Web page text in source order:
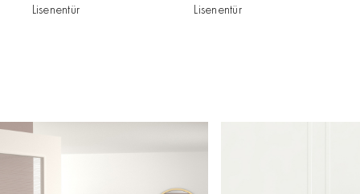
Lisenentür Lisenentür